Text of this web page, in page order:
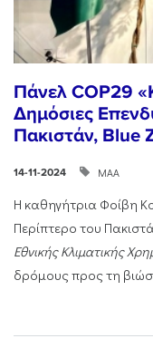
Πάνελ COP29
Δημόσιες
Πακιστάν, Blue
14-11-2024 ΜΑΑ
Η καθηγήτρια Φοίβη
Περίπτερο του
Εθνικής Κλιματικής
δρόμους προς τη